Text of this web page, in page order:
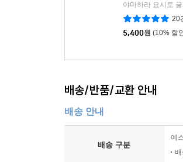
야마하라 요시토
20
5,400원 (10% 할
배송/반품/교환 안내
배송 안내
배송 구분
예
배